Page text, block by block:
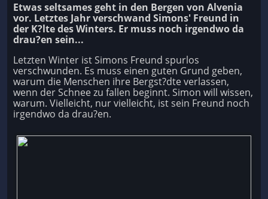
Etwas seltsames geht in den Bergen von Alvenia
vor. Letztes Jahr verschwand Simons' Freund in
der K?lte des Winters. Er muss noch irgendwo da
drau?en sein...
Letzten Winter ist Simons Freund spurlos
verschwunden. Es muss einen guten Grund geben,
warum die Menschen ihre Bergst?dte verlassen,
wenn der Schnee zu fallen beginnt. Simon will wissen,
warum. Vielleicht, nur vielleicht, ist sein Freund noch
irgendwo da drau?en.